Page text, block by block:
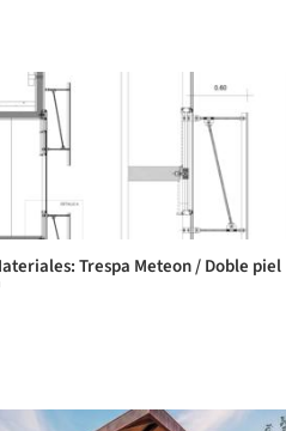
Trespa Meteon / Doble piel